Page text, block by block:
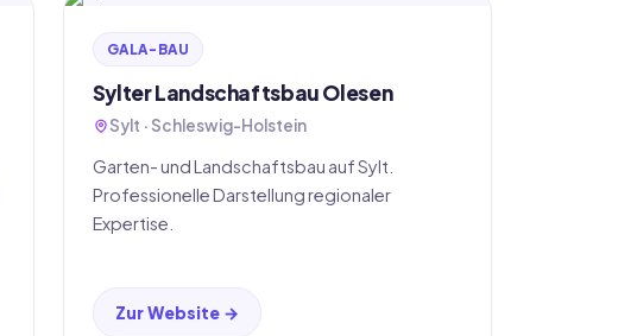
GALA-BAU
Sylter Landschaftsbau Olesen
Sylt · Schleswig-Holstein
Garten- und Landschaftsbau auf Sylt.
Professionelle Darstellung regionaler
Expertise.
Zur Website →